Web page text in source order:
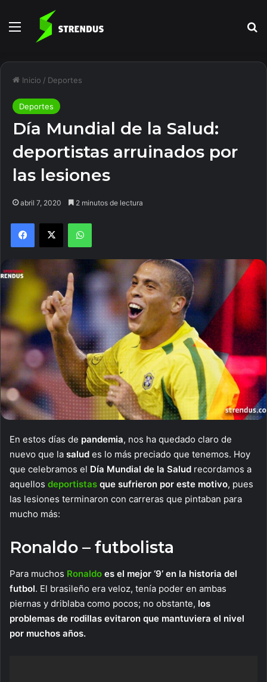
Menú
Inicio / Deportes
Deportes
Día Mundial de la Salud:
deportistas arruinados por
las lesiones
abril 7, 2020 2 minutos de lectura
Facebook
X WhatsApp
En estos días de pandemia, nos ha quedado claro de
nuevo que la salud es lo más preciado que tenemos. Hoy
que celebramos el Día Mundial de la Salud recordamos a
aquellos deportistas que sufrieron por este motivo, pues
las lesiones terminaron con carreras que pintaban para
mucho más:
Ronaldo – futbolista
Para muchos Ronaldo es el mejor ‘9’ en la historia del
futbol. El brasileño era veloz, tenía poder en ambas
piernas y driblaba como pocos; no obstante, los
problemas de rodillas evitaron que mantuviera el nivel
por muchos años.